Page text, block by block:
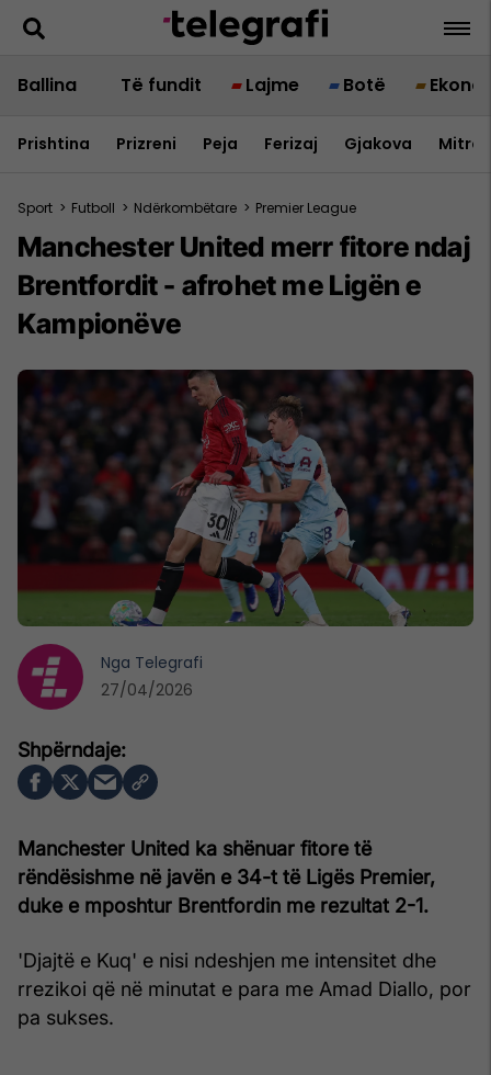
Ballina Të fundit Lajme Botë
Prishtina Prizreni Peja Ferizaj Gjakova
Sport > Futboll > Ndërkombëtare > Premier League
Manchester United merr fitore ndaj
Brentfordit - afrohet me Ligën e
Kampionëve
Manchester United ka shënuar fitore të
rëndësishme në javën e 34-t të Ligës Premier,
duke e mposhtur Brentfordin me rezultat 2-1.
'Djajtë e Kuq' e nisi ndeshjen me intensitet dhe
rrezikoi që në minutat e para me Amad Diallo, por
pa sukses.
Nga Telegrafi
27/04/2026